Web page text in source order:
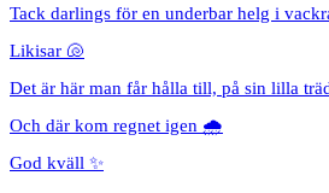
Tack darlings för en underbar helg i
Likisar 🐚
Det är här man får hålla till, på sin lilla
Och där kom regnet igen 🌧️
God kväll ✨